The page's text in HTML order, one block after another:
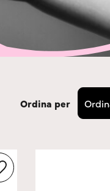
Ordina per